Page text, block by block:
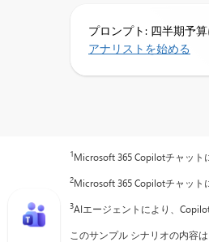
プロンプト: 四半期予
アナリストを始める
1Microsoft 365 Copilotチャット
2Microsoft 365 Copilotチャット
3AIエージェントにより、
このサンプル シナリオの内容